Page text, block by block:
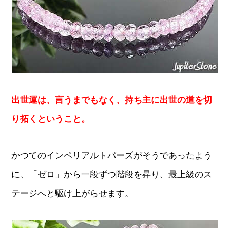
出世運は、言うまでもなく、持ち主に出世の道を切
り拓くということ。
かつてのインペリアルトパーズがそうであったよう
に、「ゼロ」から一段ずつ階段を昇り、最上級のス
テージへと駆け上がらせます。